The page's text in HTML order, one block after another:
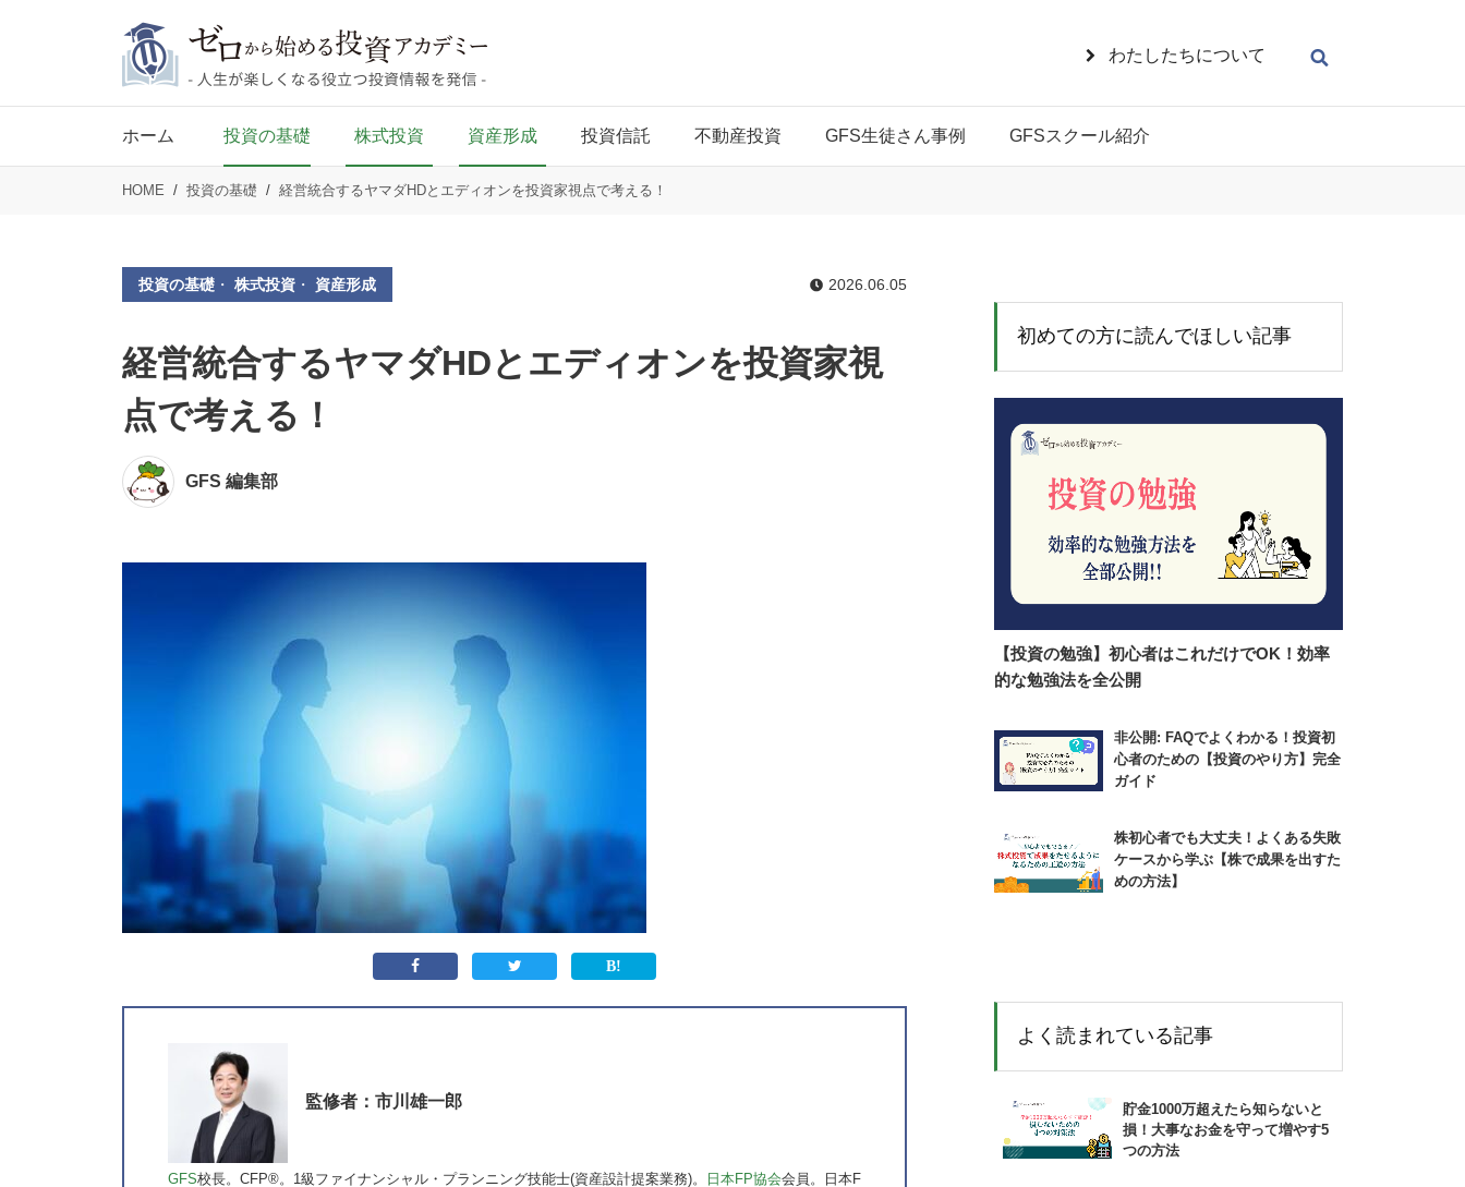
わたしたちについて
ホーム 投資の基礎 株式投資 資産形成 投資信託 不動産投資 GFS生徒さん事例 GFSスクール紹介
HOME 投資の基礎 経営統合するヤマダHDとエディオンを投資家視点で考える！
投資の基礎 ・ 株式投資 ・ 資産形成 2026.06.05
経営統合するヤマダHDとエディオンを投資家視
点で考える！
GFS 編集部
監修者：市川雄一郎
GFS校長。CFP®。1級ファイナンシャル・プランニング技能士(資産設計提案業務)。 日本FP協会会員。日本F
初めての方に読んでほしい記事
【投資の勉強】初心者はこれだけでOK！効率
的な勉強法を全公開
非公開: FAQでよくわかる！投資初
心者のための【投資のやり方】完全
ガイド
株初心者でも大丈夫！よくある失敗
ケースから学ぶ【株で成果を出すた
めの方法】
よく読まれている記事
貯金1000万超えたら知らないと
損！大事なお金を守って増やす5
つの方法